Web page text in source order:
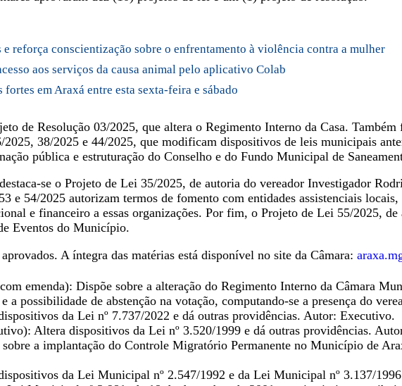
reforça conscientização sobre o enfrentamento à violência contra a mulher
aos serviços da causa animal pelo aplicativo Colab
em Araxá entre esta sexta-feira e sábado
de Resolução 03/2025, que altera o Regimento Interno da Casa.
38/2025 e 44/2025, que modificam dispositivos de leis municipais
pública e estruturação do Conselho e do Fundo Municipal de
se o Projeto de Lei 35/2025, de autoria do vereador Investigador
e 54/2025 autorizam termos de fomento com entidades assistenciais
e financeiro a essas organizações. Por fim, o Projeto de Lei 55/2025,
Eventos do Município.
A íntegra das matérias está disponível no site da Câmara:
emenda): Dispõe sobre a alteração do Regimento Interno da Câmara
a possibilidade de abstenção na votação, computando-se a presença do
da Lei nº 7.737/2022 e dá outras providências. Autor: Executivo.
Altera dispositivos da Lei nº 3.520/1999 e dá outras providências.
a implantação do Controle Migratório Permanente no Município de
da Lei Municipal nº 2.547/1992 e da Lei Municipal nº 3.137/